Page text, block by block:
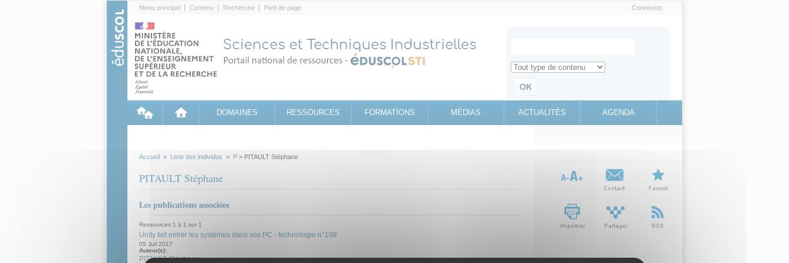
Menu principal Contenu Recherche Pied de page Connexion
Search for
Retrouvez toute l'information sur le site education.gouv.fr
DOMAINES RESSOURCES FORMATIONS MÉDIAS ACTUALITÉS AGENDA
Accueil > Liste des individus > P > PITAULT Stéphane
PITAULT Stéphane
Les publications associées
Ressources 1 à 1 sur 1
Unity fait entrer les systèmes dans vos PC - technologie n°198
05 Juil 2017
Auteur(s):
PITAULT Stéphane